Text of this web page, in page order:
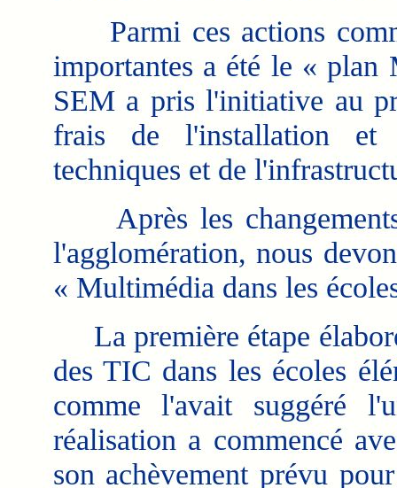
Parmi ces actions
importantes a été le « plan
SEM a pris l'initiative au
frais de l'installation et
techniques et de
Après les changements
l'agglomération, nous
« Multimédia dans les
La première étape
des TIC dans les écoles
comme l'avait suggéré
réalisation a commencé
son achèvement prévu